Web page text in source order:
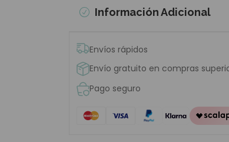
Información Adicional
Envíos rápidos
Envío gratuito en compras
Pago seguro